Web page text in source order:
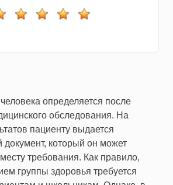
определяется после
обследования. На
пациенту выдается
документ, который он может
требования. Как правило,
группы здоровья требуется